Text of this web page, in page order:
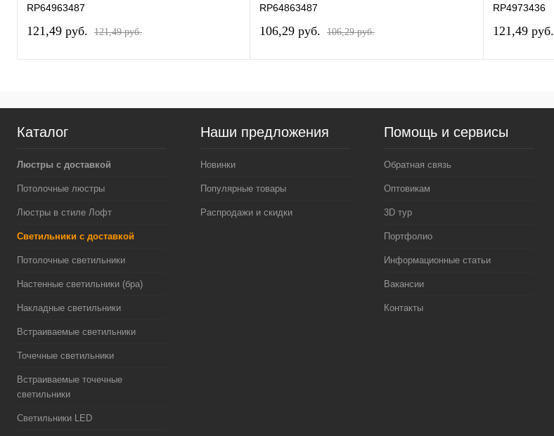
RP64963487
121,49 pуб. 121,49 pуб.
RP64863487
106,29 pуб. 106,29 pуб.
RP4973436
121,49 pуб.
Каталог
Люстры с доставкой
Потолочные люстры
Люстры в стиле Лофт
Светильники с доставкой
Потолочные светильники
Настенные светильники (бра)
Накладные светильники
Встраиваемые светильники
Точечные светильники
Встраиваемые точечные
светильники
Светильники LED
Наши предложения
Новинки
Популярные товары
Распродажи и скидки
Помощь и сервисы
Обратная связь
Оптовикам
3D тур
Портфолио
Информационные статьи
Вакансии
Контакты